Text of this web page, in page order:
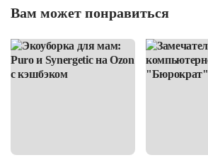
Вам может понравиться